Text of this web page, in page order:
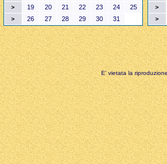
> 19 20 21 22 23 24 25
> 26 27 28 29 30 31
>
>
E' vietata la